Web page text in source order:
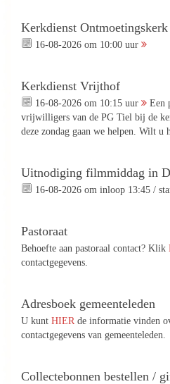
Kerkdienst Ontmoetingskerk
16-08-2026 om 10:00 uur
Kerkdienst Vrijthof
16-08-2026 om 10:15 uur
Een
vrijwilligers van de PG Tiel bij de
deze zondag gaan we helpen. Wilt u
Uitnodiging filmmiddag in
16-08-2026 om inloop 13:45 /
Pastoraat
Behoefte aan pastoraal contact? Klik
contactgegevens.
Adresboek gemeenteleden
U kunt HIER de informatie vinden
contactgegevens van gemeenteleden.
Collectebonnen bestellen /